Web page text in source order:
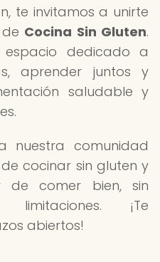
te invitamos a unirte
Cocina Sin Gluten.
dedicado a
aprender juntos y
saludable y
nuestra comunidad
cocinar sin gluten y
de comer bien, sin
limitaciones. ¡Te
abiertos!